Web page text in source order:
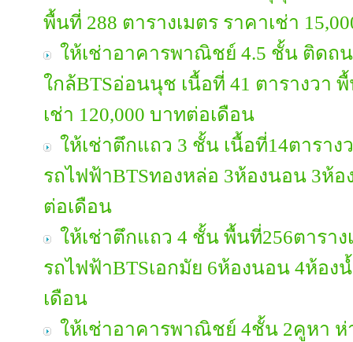
พื้นที่ 288 ตารางเมตร ราคาเช่า
ให้เช่าอาคารพาณิชย์ 4.5 ชั้น ติด
ใกล้BTSอ่อนนุช เนื้อที่ 41 ตารางวา
เช่า 120,000 บาทต่อเดือน
ให้เช่าตึกแถว 3 ชั้น เนื้อที่14ตารา
รถไฟฟ้าBTSทองหล่อ 3ห้องนอน 3ห้อ
ต่อเดือน
ให้เช่าตึกแถว 4 ชั้น พื้นที่256ตารา
รถไฟฟ้าBTSเอกมัย 6ห้องนอน 4ห้อง
เดือน
ให้เช่าอาคารพาณิชย์ 4ชั้น 2คูหา ห่